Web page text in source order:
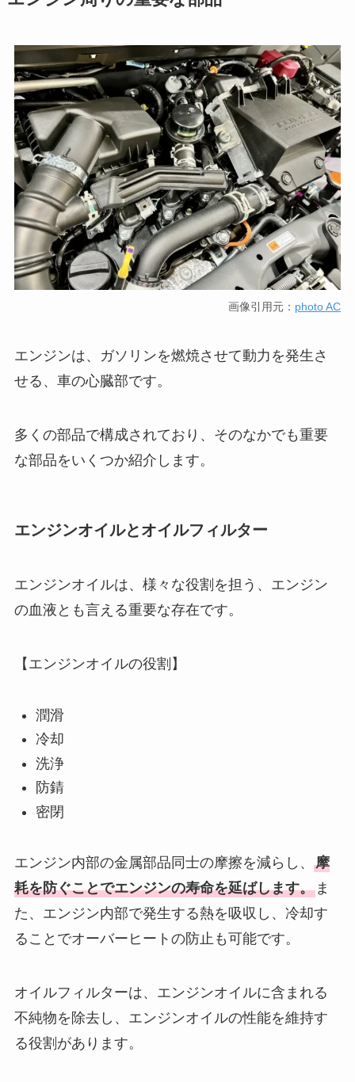
画像引用元： photo AC
エンジンは、ガソリンを燃焼させて動力を発生さ
せる、車の心臓部です。
多くの部品で構成されており、そのなかでも重要
な部品をいくつか紹介します。
エンジンオイルとオイルフィルター
エンジンオイルは、様々な役割を担う、エンジン
の血液とも言える重要な存在です。
【エンジンオイルの役割】
潤滑
冷却
洗浄
防錆
密閉
エンジン内部の金属部品同士の摩擦を減らし、 摩
耗を防ぐことでエンジンの寿命を延ばします。ま
た、エンジン内部で発生する熱を吸収し、冷却す
ることでオーバーヒートの防止も可能です。
オイルフィルターは、エンジンオイルに含まれる
不純物を除去し、エンジンオイルの性能を維持す
る役割があります。